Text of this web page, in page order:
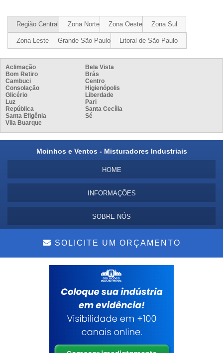
SOLICITE UM ORÇAMENTO
Região Central Zona Norte Zona Oeste Zona Sul
Zona Leste Grande São Paulo Litoral de São Paulo
Aclimação
Bela Vista
Bom Retiro
Brás
Cambuci
Centro
Consolação
Higienópolis
Glicério
Liberdade
Luz
Pari
República
Santa Cecília
Santa Efigênia
Sé
Vila Buarque
Moinhos e Ventos - Misturadores Industriais
HOME
INFORMAÇÕES
SOBRE NÓS
MAPA DO SITE
é um parceiro